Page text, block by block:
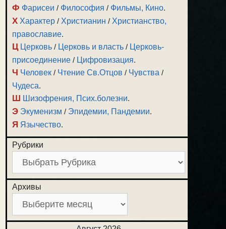
Ф Фарисеи / Философия / Фильмы, Кино.
Х Характер / Христианин / Христианство,
православие.
Ц Церковь / Церковь и власть / Церковь-
присоединение / Цифровизация.
Ч Человек / Чтение Св.Отцов / Чувства /
Чудеса.
Ш Шизофрения, Псих.болезни.
Э Экуменизм / Эпидемии, Пандемии.
Я Язычество.
Рубрики
Архивы